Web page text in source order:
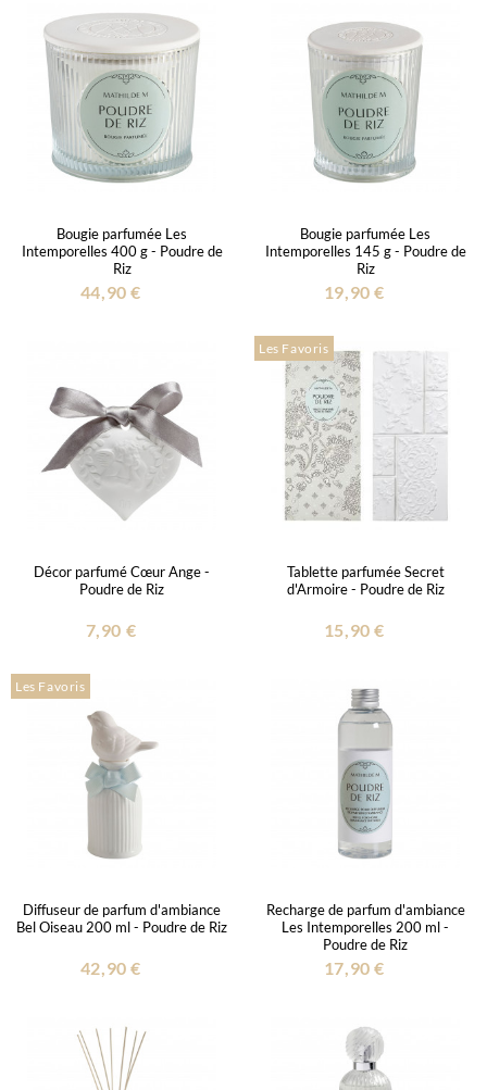
Bougie parfumée Les
Intemporelles 400 g - Poudre de
Riz
44,90 €
Bougie parfumée Les
Intemporelles 145 g - Poudre de
Riz
19,90 €
Décor parfumé Cœur Ange -
Poudre de Riz
7,90 €
Les Favoris
Tablette parfumée Secret
d'Armoire - Poudre de Riz
15,90 €
Les Favoris
Diffuseur de parfum d'ambiance
Bel Oiseau 200 ml - Poudre de Riz
42,90 €
Recharge de parfum d'ambiance
Les Intemporelles 200 ml -
Poudre de Riz
17,90 €